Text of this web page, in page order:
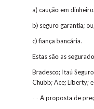
a) caução em
b) seguro garantia; ou,
c) fiança bancária.
Estas são as
Bradesco; Itaú
Chubb; Ace; Liberty;
- - A proposta de